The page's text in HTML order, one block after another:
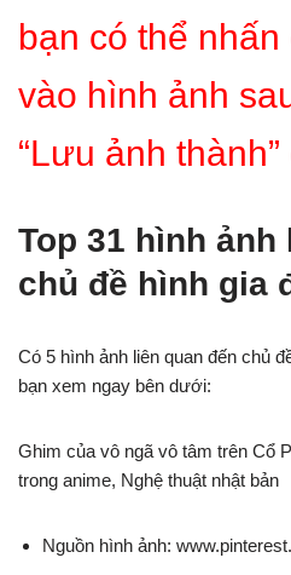
bạn có thể nhấn
vào hình ảnh
“Lưu ảnh
Top 31 hình ảnh
chủ đề hình gia
Có 5 hình ảnh liên quan đến chủ
bạn xem ngay bên dưới:
Ghim của vô ngã vô tâm trên Cổ
trong anime, Nghệ thuật nhật bản
Nguồn hình ảnh: